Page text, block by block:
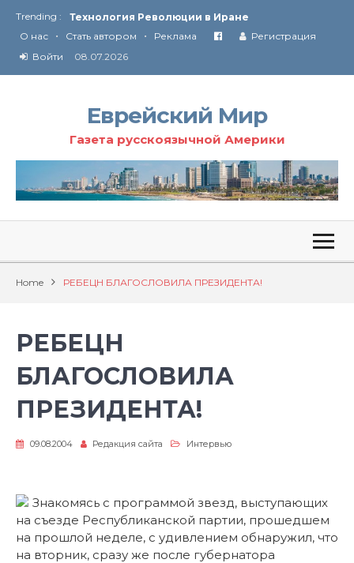
Trending :
Технология Революции в Иране
От Ирана до Ливана и Газы
О нас • Стать автором • Реклама
Регистрация
Войти
08.07.2026
Еврейский Мир
Газета русскоязычной Америки
Home РЕБЕЦН БЛАГОСЛОВИЛА ПРЕЗИДЕНТА!
РЕБЕЦН
БЛАГОСЛОВИЛА
ПРЕЗИДЕНТА!
09.08.2004 Редакция сайта Интервью
Знакомясь с программой звезд, выступающих
на съезде Республиканской партии, прошедшем
на прошлой неделе, с удивлением обнаружил, что
на вторник, сразу же после губернатора